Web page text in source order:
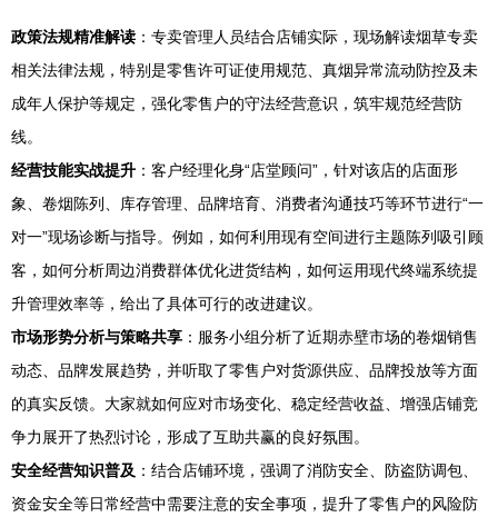
政策法规精准解读 ：专卖管理人员结合店铺实际，现场解读烟草专卖
相关法律法规，特别是零售许可证使用规范、真烟异常流动防控及未
成年人保护等规定，强化零售户的守法经营意识，筑牢规范经营防
线。
经营技能实战提升 ：客户经理化身“店堂顾问”，针对该店的店面形
象、卷烟陈列、库存管理、品牌培育、消费者沟通技巧等环节进行“一
对一”现场诊断与指导。例如，如何利用现有空间进行主题陈列吸引顾
客，如何分析周边消费群体优化进货结构，如何运用现代终端系统提
升管理效率等，给出了具体可行的改进建议。
市场形势分析与策略共享 ：服务小组分析了近期赤壁市场的卷烟销售
动态、品牌发展趋势，并听取了零售户对货源供应、品牌投放等方面
的真实反馈。大家就如何应对市场变化、稳定经营收益、增强店铺竞
争力展开了热烈讨论，形成了互助共赢的良好氛围。
安全经营知识普及 ：结合店铺环境，强调了消防安全、防盗防调包、
资金安全等日常经营中需要注意的安全事项，提升了零售户的风险防